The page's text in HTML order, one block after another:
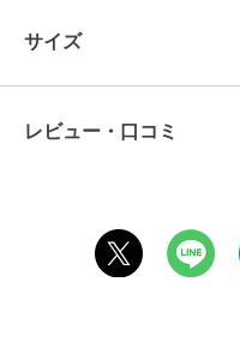
◆紫外線防止
紫外線をカットしてくれるの
◆Easy Care
材”ki re ri”接触冷感、
UVカット、速乾機能が謳え
サイズ
レビュー・口コミ